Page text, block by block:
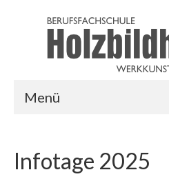
Menü
AUSBILDUNG
Infotage 2025